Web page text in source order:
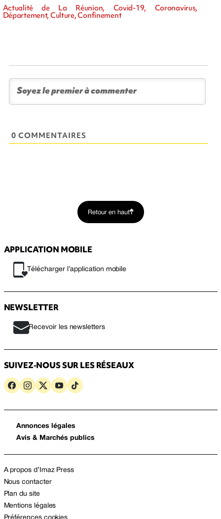
Actualité de La Réunion, Covid-19, Coronavirus,
Département, Culture, Confinement
0 COMMENTAIRES
Retour en haut
APPLICATION MOBILE
Télécharger l’application mobile
NEWSLETTER
Recevoir les newsletters
SUIVEZ-NOUS SUR LES RÉSEAUX
Annonces légales
Avis & Marchés publics
A propos d’Imaz Press
Nous contacter
Plan du site
Mentions légales
Préférences cookies